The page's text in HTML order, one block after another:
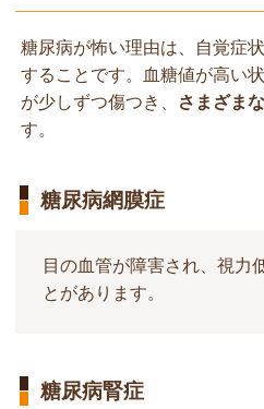
糖尿病が怖い理由は、自覚症
することです。血糖値が高い
が少しずつ傷つき、 さまざま
す。
糖尿病網膜症
目の血管が障害され、視力
とがあります。
糖尿病腎症